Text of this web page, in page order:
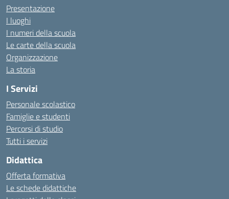
Presentazione
I luoghi
I numeri della scuola
Le carte della scuola
Organizzazione
La storia
I Servizi
Personale scolastico
Famiglie e studenti
Percorsi di studio
Tutti i servizi
Didattica
Offerta formativa
Le schede didattiche